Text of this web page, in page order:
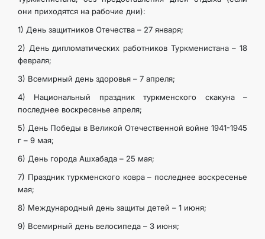
они приходятся на рабочие дни):
1) День защитников Отечества – 27 января;
2) День дипломатических работников Туркменистана – 18
февраля;
3) Всемирный день здоровья – 7 апреля;
4) Национальный праздник туркменского скакуна –
последнее воскресенье апреля;
5) День Победы в Великой Отечественной войне 1941-1945
г – 9 мая;
6) День города Ашхабада – 25 мая;
7) Праздник туркменского ковра – последнее воскресенье
мая;
8) Международный день защиты детей – 1 июня;
9) Всемирный день велосипеда – 3 июня;